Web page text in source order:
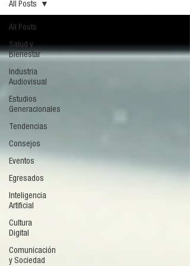
All Posts
Salud y
Bienestar
Industria
Audiovisual
Estudios
Generacionales
Tendencias
Consejos
Eventos
Egresados
Inteligencia
Artificial
Cultura
Digital
Comunicación
y Sociedad
All Posts